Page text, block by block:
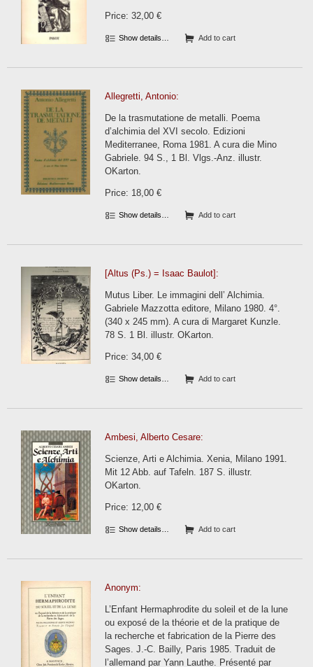
Price: 32,00 €
Show details… Add to cart
Allegretti, Antonio:
De la trasmutatione de metalli. Poema
d’alchimia del XVI secolo. Edizioni
Mediterranee, Roma 1981. A cura die Mino
Gabriele. 94 S., 1 Bl. Vlgs.-Anz. illustr.
OKarton.
Price: 18,00 €
Show details… Add to cart
[Altus (Ps.) = Isaac Baulot]:
Mutus Liber. Le immagini dell’ Alchimia.
Gabriele Mazzotta editore, Milano 1980. 4°.
(340 x 245 mm). A cura di Margaret Kunzle.
78 S. 1 Bl. illustr. OKarton.
Price: 34,00 €
Show details… Add to cart
Ambesi, Alberto Cesare:
Scienze, Arti e Alchimia. Xenia, Milano 1991.
Mit 12 Abb. auf Tafeln. 187 S. illustr.
OKarton.
Price: 12,00 €
Show details… Add to cart
Anonym:
L’Enfant Hermaphrodite du soleil et de la lune
ou exposé de la théorie et de la pratique de
la recherche et fabrication de la Pierre des
Sages. J.-C. Bailly, Paris 1985. Traduit de
l’allemand par Yann Lauthe. Présenté par